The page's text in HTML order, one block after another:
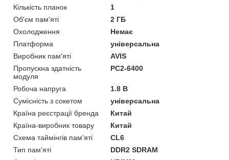
Кількість планок
1
Об'єм пам'яті
2 ГБ
Охолодження
Немає
Платформа
універсальна
Виробник пам'яті
AVIS
Пропускна здатність
модуля
PC2-6400
Робоча напруга
1.8 B
Сумісність з сокетом
універсальна
Країна реєстрації бренда
Китай
Країна-виробник товару
Китай
Схема таймінгів пам'яті
CL6
Тип пам'яті
DDR2 SDRAM